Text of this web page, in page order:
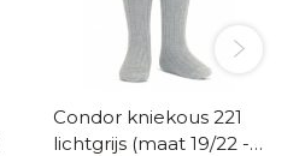
Condor kniekous 221
lichtgrijs (maat 19/22 -